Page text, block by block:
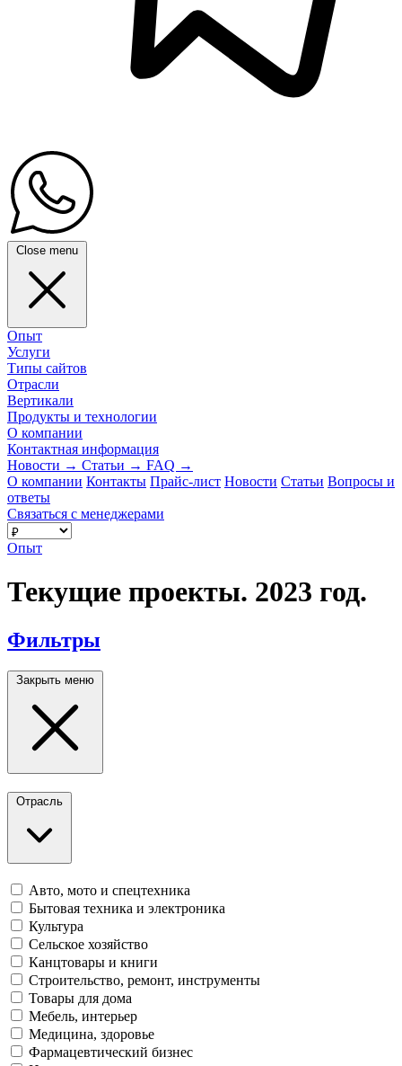
Close menu
Опыт
Услуги
Типы сайтов
Отрасли
Вертикали
Продукты и технологии
О компании
Контактная информация
Новости → Статьи → FAQ →
О компании Контакты Прайс-лист Новости Статьи Вопросы и
ответы
Связаться с менеджерами
Опыт
Текущие проекты. 2023 год.
Фильтры
Закрыть меню
Отрасль
Авто, мото и спецтехника
Бытовая техника и электроника
Культура
Сельское хозяйство
Канцтовары и книги
Строительство, ремонт, инструменты
Товары для дома
Мебель, интерьер
Медицина, здоровье
Фармацевтический бизнес